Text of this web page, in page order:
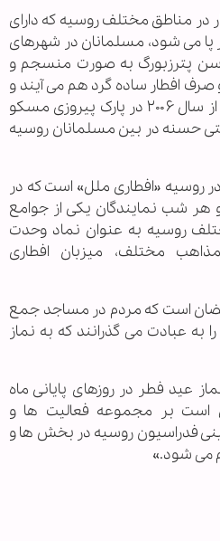
در مناطق مختلف روسیه که دارای
می شود، مسلمانان در شهرهای
پترزبورگ به صورت منسجم و
صرف افطار ساده گرد هم می آیند و
در این میان خیمه رمضان که از سال ۲۰۰۶ در پارک پیروزی مسکو
حسنه در بین مسلمانان روسیه
روسیه «افطاری ملل» است که در
شب نمایندگان یکی از جوامع
روسیه به عنوان نماد وحدت
مختلف، میزبان افطاری
روسیه ٢٧ ماه رمضان است که مردم در مساجد جمع
عبادت می گذرانند که به نماز
عید فطر در روزهای پایانی ماه
است بر مجموعه فعالیت ها و
فدراسیون روسیه در بخش ها و
می شود.»